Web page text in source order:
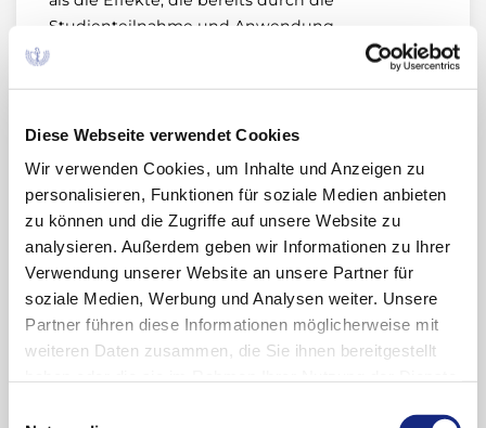
Diese Webseite verwendet Cookies
Wir verwenden Cookies, um Inhalte und Anzeigen zu
personalisieren, Funktionen für soziale Medien anbieten
zu können und die Zugriffe auf unsere Website zu
analysieren. Außerdem geben wir Informationen zu Ihrer
Verwendung unserer Website an unsere Partner für
soziale Medien, Werbung und Analysen weiter. Unsere
Partner führen diese Informationen möglicherweise mit
weiteren Daten zusammen, die Sie ihnen bereitgestellt
Studienteilnahme und Anwendung
psychosozialer Unterstützung im Placeboarm
erzielt werden konnten. Für eine ausführlichere
frei verfügbar, siehe z. B. (a) die AkdÄ
Dossierbewertung A14-30 Nalmefen (6), (c) das
Dossier des Herstellers zur Nutzenbewertung
von Nalmefen Modul 4A (14) oder (d) die NICE
technology appraisal guidance 325: „Nalmefene
for reducing alcohol consumption in people
with alcohol dependence“ (15).
Unter den unerwünschten
Arzneimittelwirkungen (UAW) waren